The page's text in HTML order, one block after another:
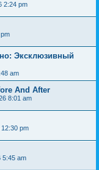
2:24 pm
Эксклюзивный
am
And After
8:01 am
pm
5:45 am